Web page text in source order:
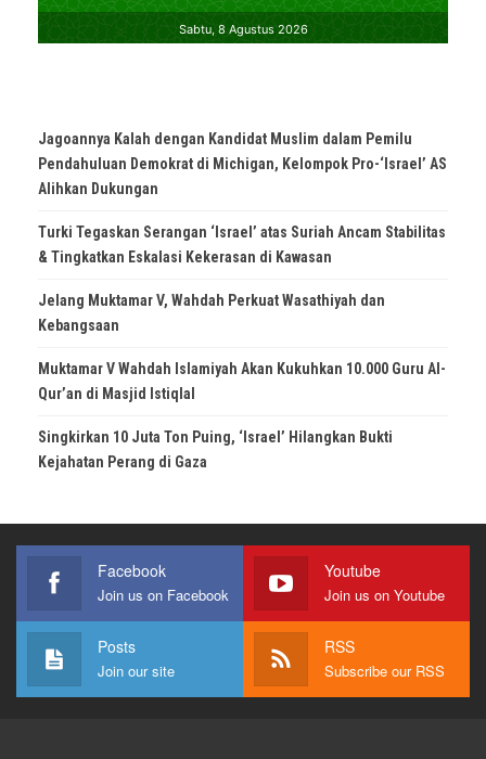
Jagoannya Kalah dengan Kandidat Muslim dalam Pemilu
Pendahuluan Demokrat di Michigan, Kelompok Pro-‘Israel’ AS
Alihkan Dukungan
Turki Tegaskan Serangan ‘Israel’ atas Suriah Ancam Stabilitas
& Tingkatkan Eskalasi Kekerasan di Kawasan
Jelang Muktamar V, Wahdah Perkuat Wasathiyah dan
Kebangsaan
Muktamar V Wahdah Islamiyah Akan Kukuhkan 10.000 Guru Al-
Qur’an di Masjid Istiqlal
Singkirkan 10 Juta Ton Puing, ‘Israel’ Hilangkan Bukti
Kejahatan Perang di Gaza
Facebook
Join us on Facebook
Youtube
Join us on Youtube
Posts
Join our site
RSS
Subscribe our RSS